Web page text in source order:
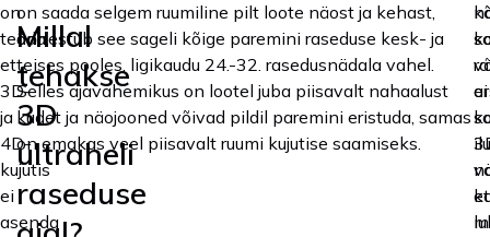
on
teada,
et
3D-
ja
4D-
kujutis
ei
asenda
Millal
tehakse
3D
ultraheli
raseduse
on saada selgem ruumiline pilt loote näost ja kehast,
õnnestub see sageli kõige paremini raseduse kesk- ja
teises pooles, ligikaudu 24.-32. rasedusnädala vahel.
Selles ajavahemikus on lootel juba piisavalt nahaalust
kudet ja näojooned võivad pildil paremini eristuda, samas
on emakas veel piisavalt ruumi kujutise saamiseks.
ei